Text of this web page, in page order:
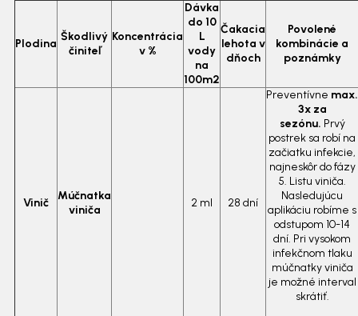
Plodina
Škodlivý
činiteľ
Koncentrácia
v %
Dávka
do 10
L
vody
na
100m2
Čakacia
lehota v
dňoch
Povolené
kombinácie a
poznámky
Vinič
Múčnatka
viniča
2 ml 28 dní
Preventívne max.
3x za
sezónu. Prvý
postrek sa robí na
začiatku infekcie,
najneskôr do fázy
5. Listu viniča.
Nasledujúcu
aplikáciu robíme s
odstupom 10-14
dní. Pri vysokom
infekčnom tlaku
múčnatky viniča
je možné interval
skrátiť.